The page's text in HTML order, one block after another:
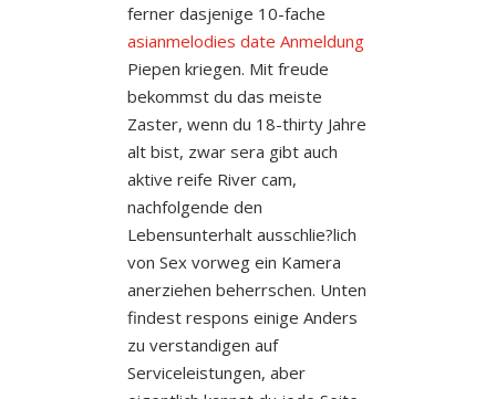
ferner dasjenige 10-fache
asianmelodies date Anmeldung
Piepen kriegen. Mit freude
bekommst du das meiste
Zaster, wenn du 18-thirty Jahre
alt bist, zwar sera gibt auch
aktive reife River cam,
nachfolgende den
Lebensunterhalt ausschlie?lich
von Sex vorweg ein Kamera
anerziehen beherrschen. Unten
findest respons einige Anders
zu verstandigen auf
Serviceleistungen, aber